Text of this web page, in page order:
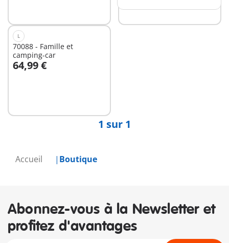
Accueil Boutique
L
70088 - Famille et
camping-car
64,99 €
1 sur 1
Abonnez-vous à la Newsletter et
profitez d'avantages